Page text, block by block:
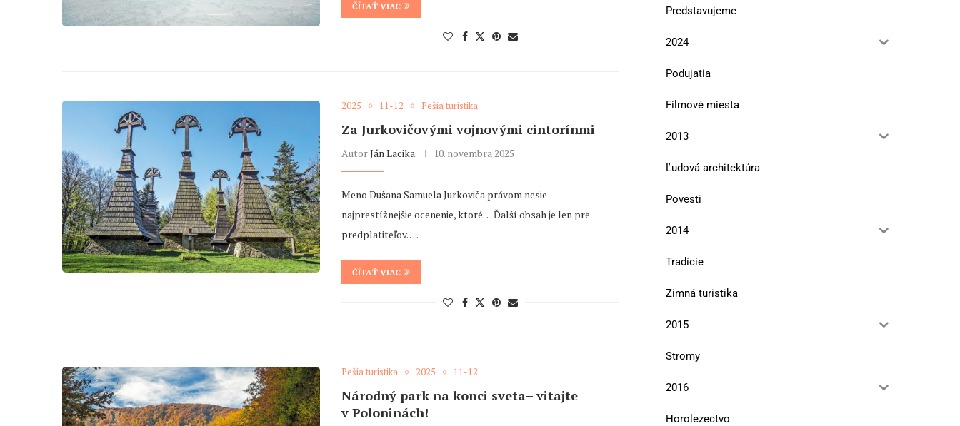
ČÍTAŤ VIAC
2025 11-12 Pešia turistika
Za Jurkovičovými vojnovými cintorínmi
AutorJán Lacika 10. novembra 2025
Meno Dušana Samuela Jurkoviča právom nesie
najprestížnejšie ocenenie, ktoré… Ďalší obsah je len pre
predplatiteľov. …
ČÍTAŤ VIAC
Pešia turistika 2025 11-12
Národný park na konci sveta– vitajte
v Poloninách!
Predstavujeme
2024
Podujatia
Filmové miesta
2013
Ľudová architektúra
Povesti
2014
Tradície
Zimná turistika
2015
Stromy
2016
Horolezectvo